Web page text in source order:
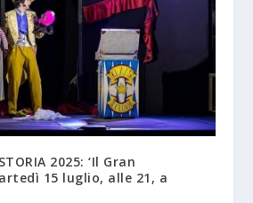
2025: ‘Il Gran
15 luglio, alle 21, a